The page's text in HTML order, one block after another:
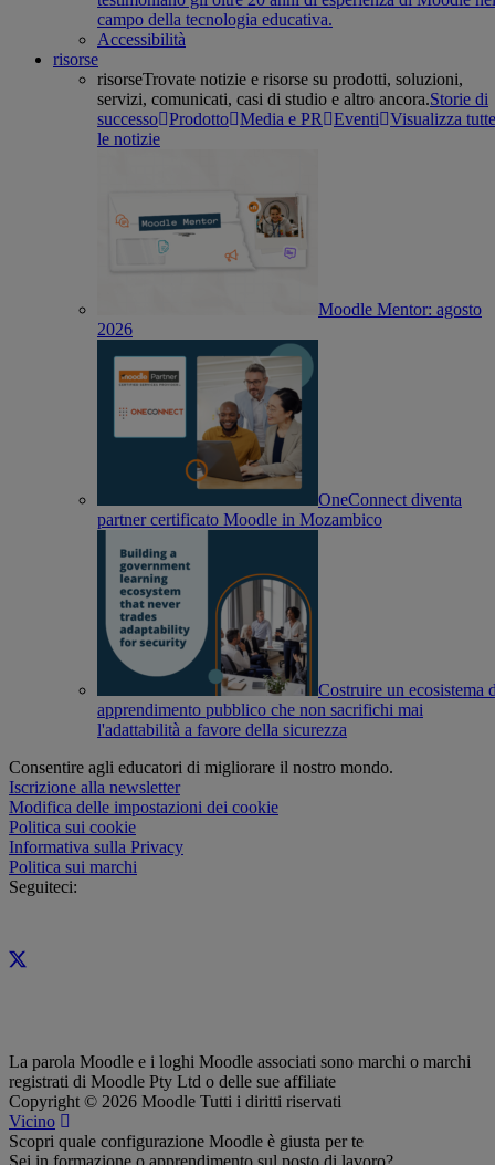
campo della tecnologia educativa.
Accessibilità
risorse
risorseTrovate notizie e risorse su prodotti, soluzioni,
servizi, comunicati, casi di studio e altro ancora.Storie di
successo Prodotto Media e PR Eventi Visualizza tutte
le notizie
Moodle Mentor: agosto
2026
OneConnect diventa
partner certificato Moodle in Mozambico
Costruire un ecosistema
apprendimento pubblico che non sacrifichi mai
l'adattabilità a favore della sicurezza
Consentire agli educatori di migliorare il nostro mondo.
Iscrizione alla newsletter
Modifica delle impostazioni dei cookie
Politica sui cookie
Informativa sulla Privacy
Politica sui marchi
Seguiteci:
La parola Moodle e i loghi Moodle associati sono marchi o marchi
registrati di Moodle Pty Ltd o delle sue affiliate
Copyright © 2026 Moodle Tutti i diritti riservati
Vicino
Scopri quale configurazione Moodle è giusta per te